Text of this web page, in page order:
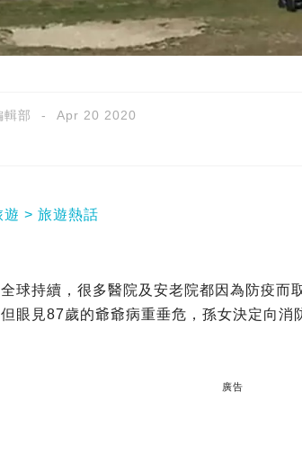
部 Apr 20 2020
遊 旅遊熱話
球持續，很多醫院及安老院都因為防疫而
眼見87歲的爺爺病重垂危，孫女決定向消
廣告